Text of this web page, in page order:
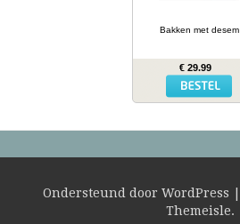
brood met het
fougasse, naanbrood,
hamburgerbroodjes,
kaneelbollen, wafels en
panettone. Naast de 77
hoe je het deeg moet
Bakken met desem
€ 29.99
Ondersteund door WordPress
Themeisle.